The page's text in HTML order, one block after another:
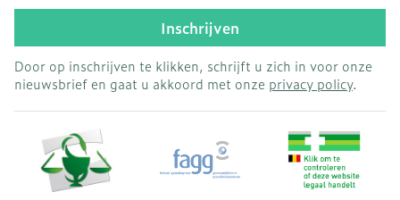
Inschrijven
Door op inschrijven te klikken, schrijft u zich in voor onze
nieuwsbrief en gaat u akkoord met onze privacy policy.